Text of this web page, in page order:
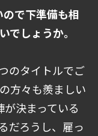
ので下準備も相
でしょうか。
のタイトルでご
方々も羨ましい
決まっている
だろうし、雇っ